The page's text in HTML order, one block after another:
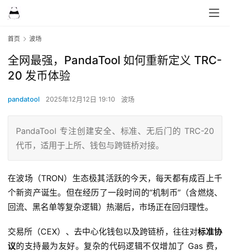
首页 波场
全网最强，PandaTool 如何重新定义 TRC-
20 发币体验
pandatool 2025年12月12日 19:10 波场
PandaTool 专注创建安全、标准、无后门的 TRC-20
代币，适用于上所、钱包与跨链桥对接。
在波场（TRON）生态极其活跃的今天，每天都有成百上千
个新资产诞生。但在经历了一段时间的“机制币”（含燃烧、
回流、黑名单等复杂逻辑）热潮后，市场正在回归理性。
交易所（CEX）、去中心化钱包以及跨链桥，往往对标准协
议的支持最为友好。复杂的代码逻辑不仅增加了 Gas 费，